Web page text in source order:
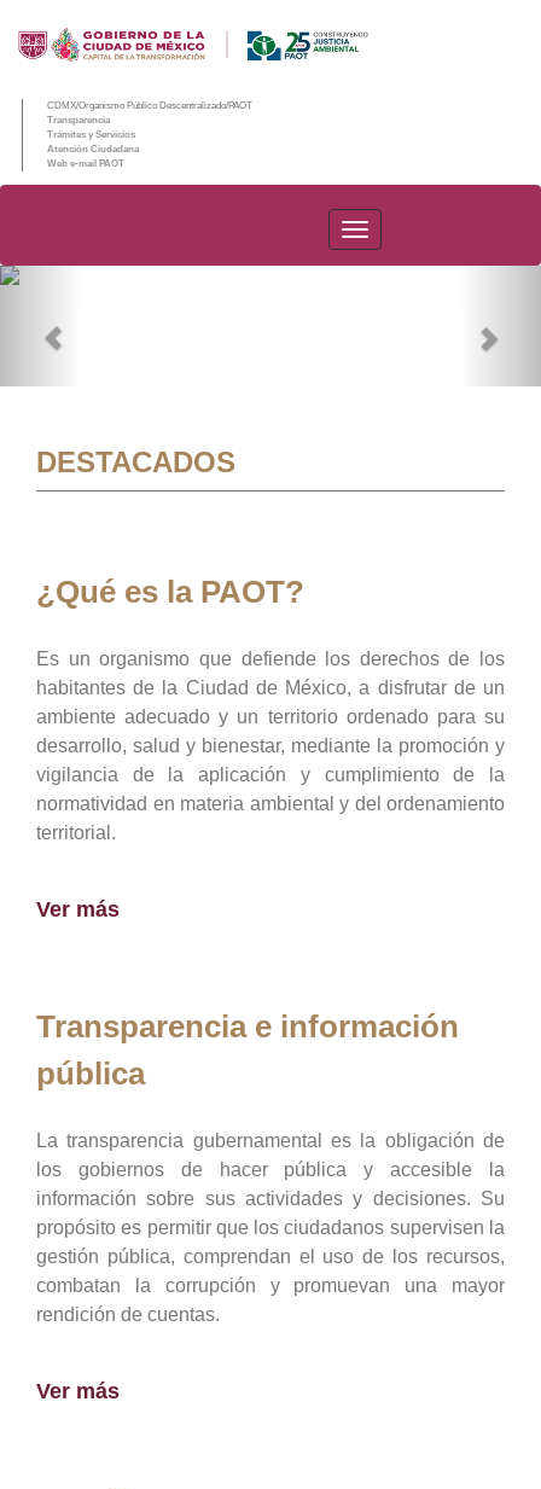
CDMX/Organismo Público Descentralizado/PAOT
Transparencia
Trámites y Servicios
Atención Ciudadana
Web e-mail PAOT
PAOT
DESTACADOS
¿Qué es la PAOT?
Es un organismo que defiende los derechos de los
habitantes de la Ciudad de México, a disfrutar de un
ambiente adecuado y un territorio ordenado para su
desarrollo, salud y bienestar, mediante la promoción y
vigilancia de la aplicación y cumplimiento de la
normatividad en materia ambiental y del ordenamiento
territorial.
Ver más
Transparencia e información
pública
La transparencia gubernamental es la obligación de
los gobiernos de hacer pública y accesible la
información sobre sus actividades y decisiones. Su
propósito es permitir que los ciudadanos supervisen la
gestión pública, comprendan el uso de los recursos,
combatan la corrupción y promuevan una mayor
rendición de cuentas.
Ver más